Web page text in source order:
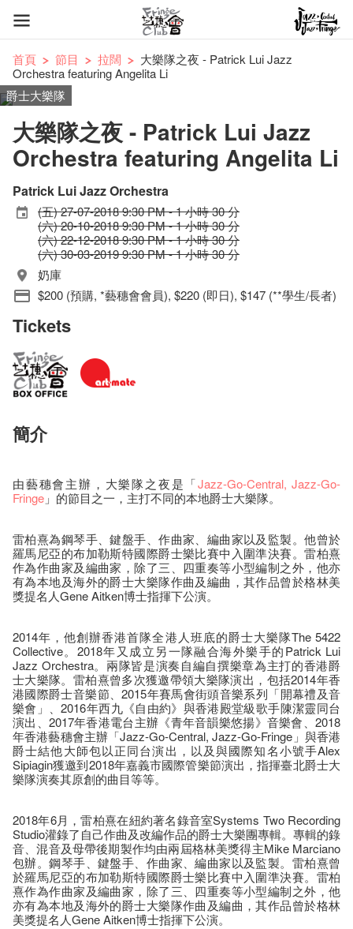
首頁 節目 拉闊
大樂隊之夜 - Patrick Lui Jazz
Orchestra featuring Angelita Li
爵士大樂隊
大樂隊之夜 - Patrick Lui Jazz
Orchestra featuring Angelita Li
Patrick Lui Jazz Orchestra
(五) 27-07-2018 9:30 PM - 1 小時 30 分
(六) 20-10-2018 9:30 PM - 1 小時 30 分
(六) 22-12-2018 9:30 PM - 1 小時 30 分
(六) 30-03-2019 9:30 PM - 1 小時 30 分
奶庫
$200 (預購, *藝穗會會員), $220 (即日), $147 (**學生/長者)
Tickets
簡介
由藝穗會主辦，大樂隊之夜是「Jazz-Go-Central, Jazz-Go-
Fringe 」的節目之一，主打不同的本地爵士大樂隊。
雷柏熹為鋼琴手、鍵盤手、作曲家、編曲家以及監製。他曾於
羅馬尼亞的布加勒斯特國際爵士樂比賽中入圍準決賽。雷柏熹
作為作曲家及編曲家，除了三、四重奏等小型編制之外，他亦
有為本地及海外的爵士大樂隊作曲及編曲，其作品曾於格林美
獎提名人Gene Aitken博士指揮下公演。
2014年，他創辦香港首隊全港人班底的爵士大樂隊The 5422
Collective。2018年又成立另一隊融合海外樂手的Patrick Lui
Jazz Orchestra。兩隊皆是演奏自編自撰樂章為主打的香港爵
士大樂隊。雷柏熹曾多次獲邀帶領大樂隊演出，包括2014年香
港國際爵士音樂節、2015年賽馬會街頭音樂系列「開幕禮及音
樂會」、2016年西九《自由約》與香港殿堂級歌手陳潔靈同台
演出、2017年香港電台主辦《青年音韻樂悠揚》音樂會、2018
年香港藝穗會主辦「Jazz-Go-Central, Jazz-Go-Fringe」與香港
爵士結他大師包以正同台演出，以及與國際知名小號手Alex
Sipiagin獲邀到2018年嘉義市國際管樂節演出，指揮臺北爵士大
樂隊演奏其原創的曲目等等。
2018年6月，雷柏熹在紐約著名錄音室Systems Two Recording
Studio灌錄了自己作曲及改編作品的爵士大樂團專輯。專輯的錄
音、混音及母帶後期製作均由兩屆格林美獎得主Mike Marciano
包辦。鋼琴手、鍵盤手、作曲家、編曲家以及監製。雷柏熹曾
於羅馬尼亞的布加勒斯特國際爵士樂比賽中入圍準決賽。雷柏
熹作為作曲家及編曲家，除了三、四重奏等小型編制之外，他
亦有為本地及海外的爵士大樂隊作曲及編曲，其作品曾於格林
美獎提名人Gene Aitken博士指揮下公演。